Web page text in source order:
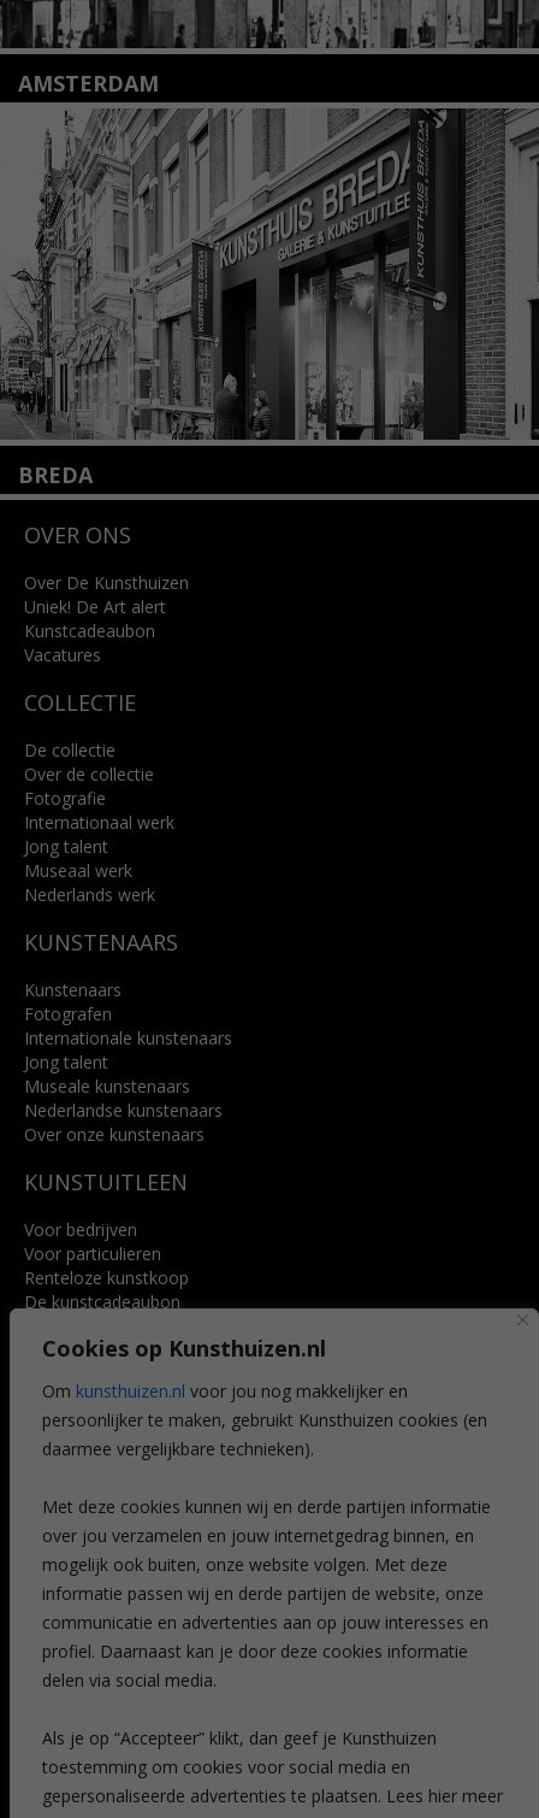
Cookies op Kunsthuizen.nl
Om kunsthuizen.nl voor jou nog makkelijker en
persoonlijker te maken, gebruikt Kunsthuizen cookies (en
daarmee vergelijkbare technieken).
Met deze cookies kunnen wij en derde partijen informatie
over jou verzamelen en jouw internetgedrag binnen, en
mogelijk ook buiten, onze website volgen. Met deze
informatie passen wij en derde partijen de website, onze
communicatie en advertenties aan op jouw interesses en
profiel. Daarnaast kan je door deze cookies informatie
delen via social media.
Als je op “Accepteer” klikt, dan geef je Kunsthuizen
toestemming om cookies voor social media en
gepersonaliseerde advertenties te plaatsen. Lees hier meer
AMSTERDAM
Amstelveenseweg 135
1075 VX Amsterdam
+31 (0)20 2332546
info@kunsthuisamsterdam.nl
Lees meer
BREDA
4818 SB Breda
info@kunsthuisbreda.nl
Lees meer
OVER ONS
Over De Kunsthuizen
Uniek! De Art alert
Kunstcadeaubon
Vacatures
COLLECTIE
De collectie
Over de collectie
Fotografie
Internationaal werk
Jong talent
Museaal werk
Nederlands werk
KUNSTENAARS
Kunstenaars
Fotografen
Internationale kunstenaars
Jong talent
Museale kunstenaars
Nederlandse kunstenaars
Over onze kunstenaars
KUNSTUITLEEN
Voor bedrijven
Voor particulieren
Renteloze kunstkoop
De kunstcadeaubon
Voordelen
Veelgestelde vragen
CONTACT
Leiden
Amsterdam
Breda
Favorieten
Mijn art alert
NIEUWSBRIEF